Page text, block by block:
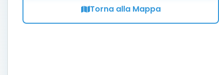
Torna alla Mappa